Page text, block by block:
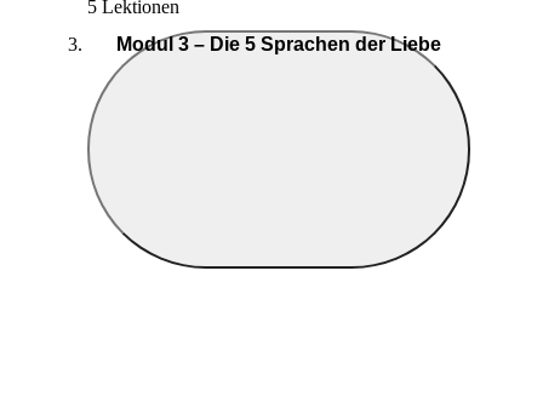
5 Lektionen
Modul 3 – Die 5 Sprachen der Liebe